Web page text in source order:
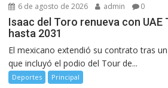
6 de agosto de 2026 admin 0
Isaac del Toro renueva con UAE
hasta 2031
El mexicano extendió su contrato tras
que incluyó el podio del Tour de...
Deportes Principal